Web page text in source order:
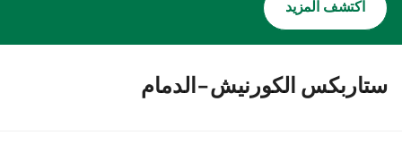
اكتشف المزيد
ستاربكس الكورنيش-الدمام